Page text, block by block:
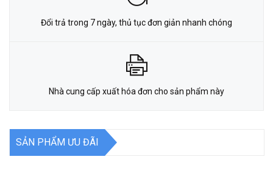
Đổi trả trong 7 ngày, thủ tục đơn giản nhanh chóng
Nhà cung cấp xuất hóa đơn cho sản phẩm này
SẢN PHẨM ƯU ĐÃI